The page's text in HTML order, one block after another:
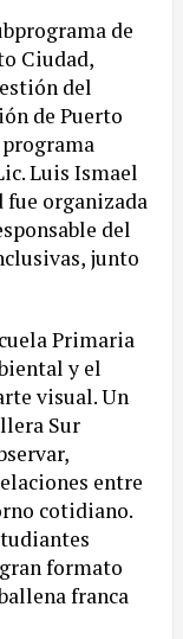
de
Ciudad,
del
de Puerto
Luis Ismael
fue organizada
del
junto
Primaria
y el
visual. Un
Sur
entre
cotidiano.
formato
franca